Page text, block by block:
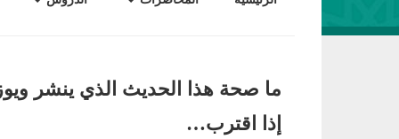
ما صحة هذا الحديث الذي ينشر
إذا اقترب…